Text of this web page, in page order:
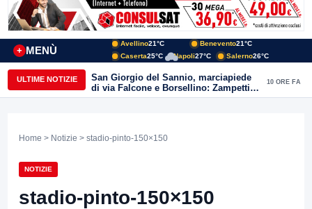
MENÙ
+
Avellino21°C Benevento21°C
Caserta25°C Napoli27°C Salerno26°C
ULTIME NOTIZIE
San Giorgio del Sannio, marciapiede
di via Falcone e Borsellino: Zampetti e
Lombardi replicano alle polemiche
10 ORE FA
Home > Notizie > stadio-pinto-150×150
NOTIZIE
stadio-pinto-150×150